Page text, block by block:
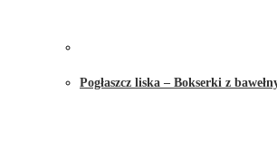
Pogłaszcz liska – Bokserki z